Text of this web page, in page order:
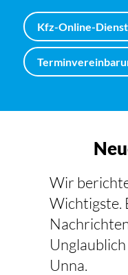
Kfz-Online-
Wir
Wichtigste.
Unna.